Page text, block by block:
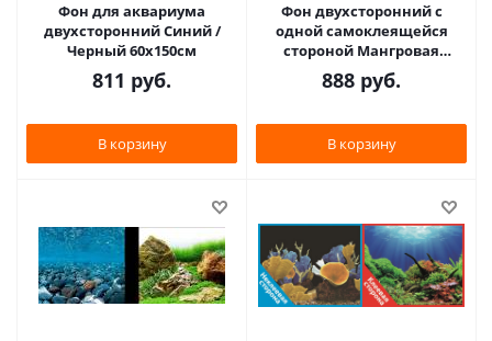
Фон для аквариума
двухсторонний Синий /
Черный 60х150см
811 руб.
В корзину
Фон двухсторонний с
одной самоклеящейся
стороной Мангровая
коряга/Подводный рельеф
50x100см 9030/909
888 руб.
В корзину